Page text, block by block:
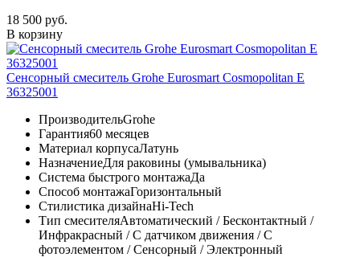
18 500 руб.
В корзину
Сенсорный смеситель Grohe Eurosmart Cosmopolitan E
36325001
ПроизводительGrohe
Гарантия60 месяцев
Материал корпусаЛатунь
НазначениеДля раковины (умывальника)
Система быстрого монтажаДа
Способ монтажаГоризонтальный
Стилистика дизайнаHi-Tech
Тип смесителяАвтоматический / Бесконтактный /
Инфракрасный / С датчиком движения / С
фотоэлементом / Сенсорный / Электронный